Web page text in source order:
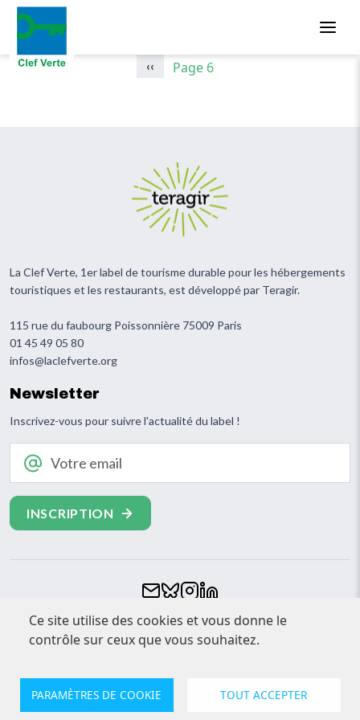
Page précédente
‹‹ Page 6
Ce site utilise des cookies et vous donne le
contrôle sur ceux que vous souhaitez.
PARAMÈTRES DE COOKIE
TOUT ACCEPTER
La Clef Verte, 1er label de tourisme durable pour les hébergements
touristiques et les restaurants, est développé par Teragir.
115 rue du faubourg Poissonnière 75009 Paris
01 45 49 05 80
infos@laclefverte.org
Newsletter
Inscrivez-vous pour suivre l'actualité du label !
Footer
CONTACT
ESPACE PRESSE
MENTIONS LÉGALES
© Clef Verte 2026. Tout droits réservés